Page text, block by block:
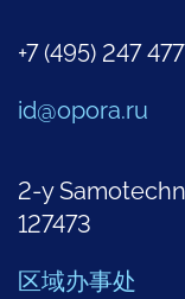
+7 (495) 247
id@opora.ru
2-y
127473
区域办事处